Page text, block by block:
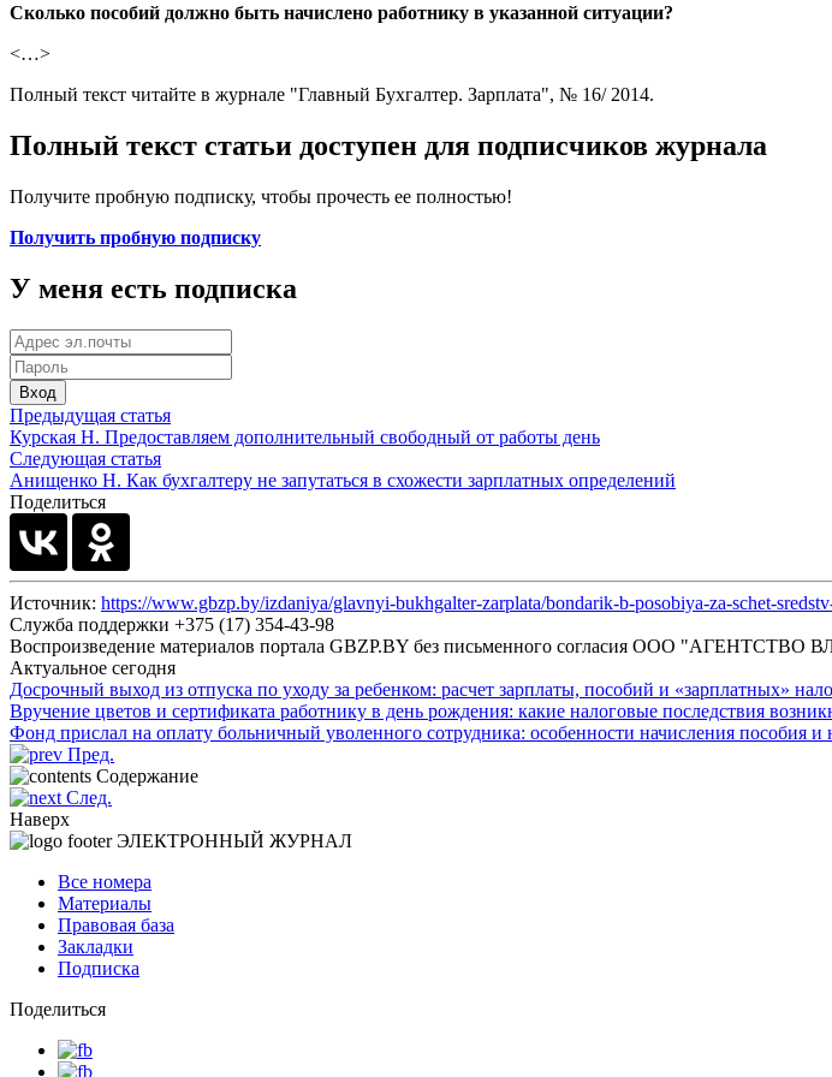
Сколько пособий должно быть начислено работнику в указанной ситуации?
<…>
Полный текст читайте в журнале "Главный Бухгалтер. Зарплата", № 16/ 2014.
Полный текст статьи доступен для подписчиков журнала
Получите пробную подписку, чтобы прочесть ее полностью!
Получить пробную подписку
У меня есть подписка
Вход
Предыдущая статья
Курская Н. Предоставляем дополнительный свободный от работы день
Следующая статья
Анищенко Н. Как бухгалтеру не запутаться в схожести зарплатных определений
Поделиться
Источник: https://www.gbzp.by/izdaniya/glavnyi-bukhgalter-zarplata/bondarik-b-posobiya-za-schet-
Служба поддержки +375 (17) 354-43-98
Воспроизведение материалов портала GBZP.BY без письменного согласия OOO
Актуальное сегодня
Досрочный выход из отпуска по уходу за ребенком: расчет зарплаты, пособий и «зарплатных»
Вручение цветов и сертификата работнику в день рождения: какие налоговые последствия
Фонд прислал на оплату больничный уволенного сотрудника: особенности начисления пособия и
Пред.
Содержание
След.
Наверх
ЭЛЕКТРОННЫЙ ЖУРНАЛ
Все номера
Материалы
Правовая база
Закладки
Подписка
Поделиться